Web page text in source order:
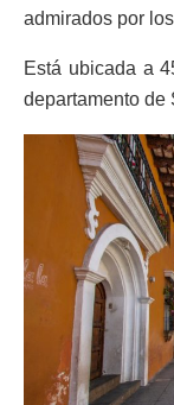
admirados por
Está ubicada a
departamento de